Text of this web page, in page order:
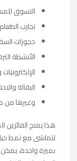
التسوق
تجارب
حجوزات
الأنشطة
البقالة
وغيرها من
هذا يمنح
تتماشى مع نمط
بميزة واحدة،